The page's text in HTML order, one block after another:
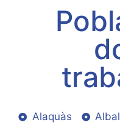
Alaquàs Albal